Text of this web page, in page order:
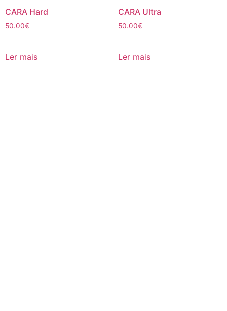
CARA Hard
50.00€
Ler mais
CARA Ultra
50.00€
Ler mais